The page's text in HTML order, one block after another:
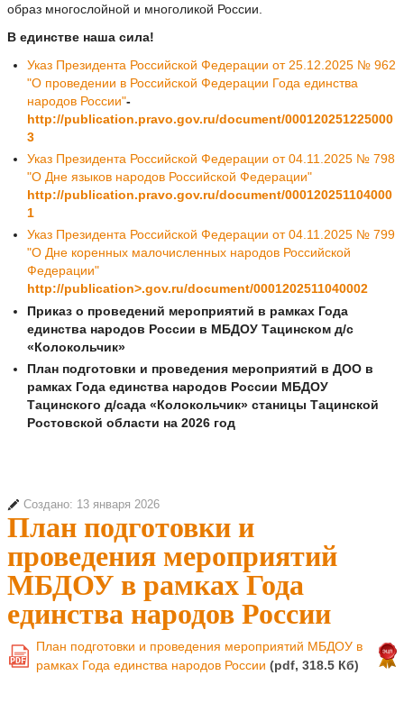
образ многослойной и многоликой России.
В единстве наша сила!
Указ Президента Российской Федерации от 25.12.2025 № 962
"О проведении в Российской Федерации Года единства
народов России"-
http://publication.pravo.gov.ru/document/000120251225000
3
Указ Президента Российской Федерации от 04.11.2025 № 798
"О Дне языков народов Российской Федерации"
http://publication.pravo.gov.ru/document/000120251104000
1
Указ Президента Российской Федерации от 04.11.2025 № 799
"О Дне коренных малочисленных народов Российской
Федерации"
http://publication>.gov.ru/document/0001202511040002
Приказ о проведений мероприятий в рамках Года
единства народов России в МБДОУ Тацинском д/с
«Колокольчик»
План подготовки и проведения мероприятий в ДОО в
рамках Года единства народов России МБДОУ
Тацинского д/сада «Колокольчик» станицы Тацинской
Ростовской области на 2026 год
Создано: 13 января 2026
План подготовки и
проведения мероприятий
МБДОУ в рамках Года
единства народов России
PDF
План подготовки и проведения мероприятий МБДОУ в
рамках Года единства народов России (pdf, 318.5 Кб)